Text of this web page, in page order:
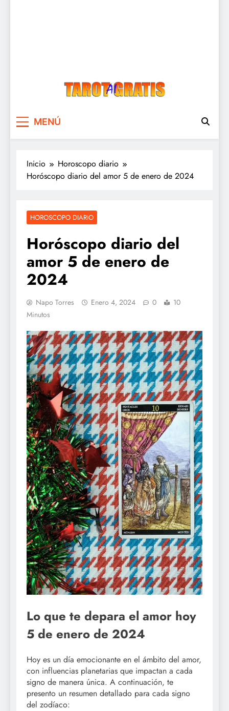
MENÚ
Inicio
Horoscopo diario
Horóscopo diario del amor 5 de enero de 2024
HOROSCOPO DIARIO
Horóscopo diario del
amor 5 de enero de
2024
Napo Torres Enero 4, 2024 0
10
Minutos
Lo que te depara el amor hoy
5 de enero de 2024
Hoy es un día emocionante en el ámbito del amor,
con influencias planetarias que impactan a cada
signo de manera única. A continuación, te
presento un resumen detallado para cada signo
del zodíaco: